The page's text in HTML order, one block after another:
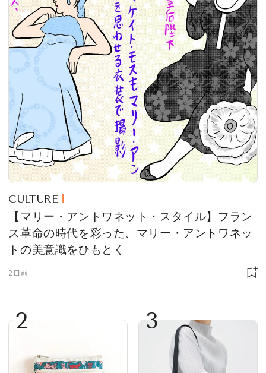
CULTURE
【マリー・アントワネット・スタイル】フラン
ス革命の時代を彩った、マリー・アントワネッ
トの美意識をひもとく
2日前
2 3